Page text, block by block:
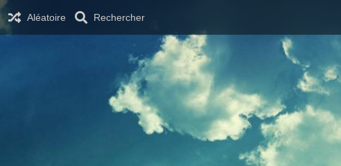
Aléatoire Rechercher